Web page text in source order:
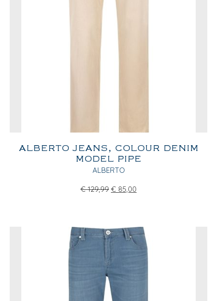
ALBERTO JEANS, COLOUR DENIM
MODEL PIPE
ALBERTO
€ 129,99 € 85,00